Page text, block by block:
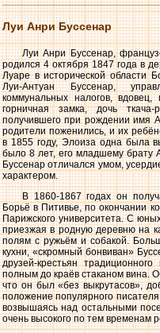
Луи Анри Буссенар
Луи Анри Буссенар,
родился 4 октября 1847 года в
Луаре в исторической области
Луи-Антуан Буссенар,
коммунальных налогов,
горничная замка, дочь
получившего при рождении имя
родители поженились, и их
в 1855 году, Элоиза одна была
было 8 лет, его младшему брату
Буссенар отличался умом,
характером.
В 1860-1867 годах он
Борьё в Питивье, по окончании
Парижского университета. С
приезжая в родную деревню на
полям с ружьём и собакой.
кухни, «скромный бонвиван»
друзей-крестьян
полным до краёв стаканом вина.
что он был «без выкрутасов»,
положение популярного
возвышаясь над остальными
очень высокого по тем временам